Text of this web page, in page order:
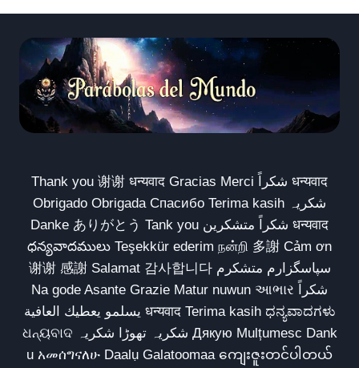
Thank you 谢谢 धन्यवाद Gracias Merci شكراً धन्यवाद
Obrigado Obrigada Спасибо Terima kasih شکریہ
Danke ありがとう Tank you شكراً متشكرين धन्यवाद
ధన్యవాదములు Teşekkür ederim நன்றி 多謝 Cảm ơn
谢谢 感謝 Salamat 감사합니다 سپاسگزارم متشکرم
Na gode Asante Grazie Matur nuwun આભાર شكراً
يسلمو يعطيك العافية धन्यवाद Terima kasih ಧನ್ಯವಾದಗಳು
ଧନ୍ୟବାଦ شکریہ تھوڑا شکریہ Дякую Mulțumesc Dank
u አመሰግናለሁ Daalụ Galatoomaa ကျေးဇူးတင်ပါတယ်